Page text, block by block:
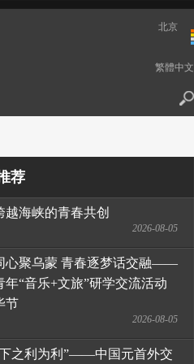
北京
繁體中文
荐
越海峡的青春共创
2026-08-05
心聚乌蒙 青春逐梦话交融——
年“音乐+文旅”研学交流活动
节
2026-08-05
之利为利”——中国元首外交